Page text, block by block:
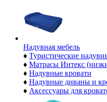
Надувная мебель
♦ Туристические
♦ Матрасы Интекс
♦ Надувные кровати
♦ Надувные диваны и
♦ Аксессуары для